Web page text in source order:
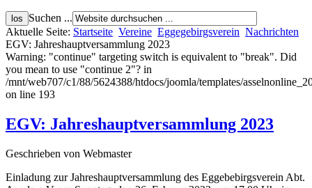
Suchen ...
Aktuelle Seite: Startseite Vereine Eggegebirgsverein Nachrichten
EGV: Jahreshauptversammlung 2023
Warning: "continue" targeting switch is equivalent to "break". Did
you mean to use "continue 2"? in
/mnt/web707/c1/88/5624388/htdocs/joomla/templates/
on line 193
EGV: Jahreshauptversammlung 2023
Geschrieben von Webmaster
Einladung zur Jahreshauptversammlung des Eggebebirgsverein Abt.